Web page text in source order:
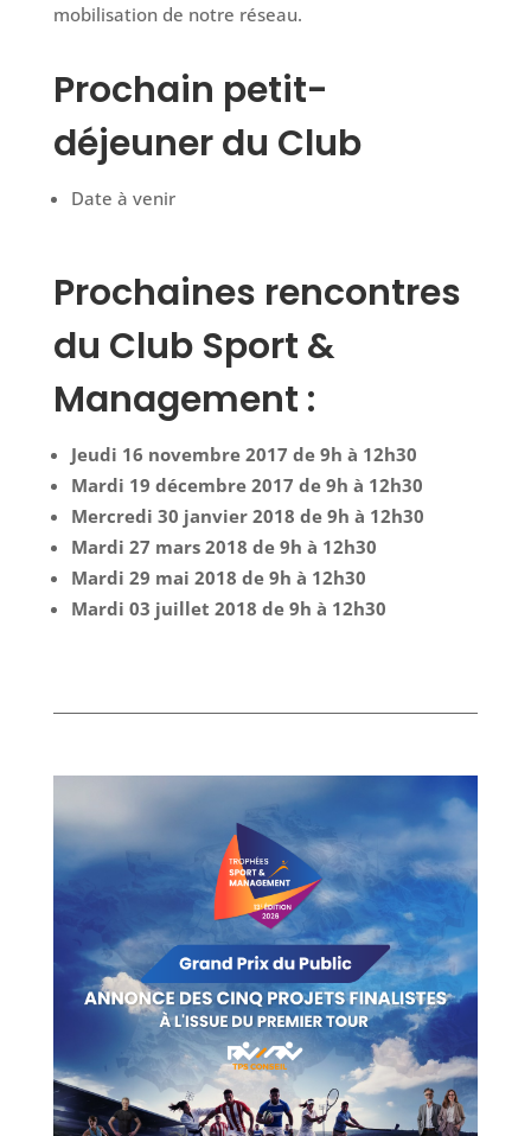
mobilisation de notre réseau.
Prochain petit-
déjeuner du Club
Date à venir
Prochaines rencontres
du Club Sport &
Management :
Jeudi 16 novembre 2017 de 9h à 12h30
Mardi 19 décembre 2017 de 9h à 12h30
Mercredi 30 janvier 2018 de 9h à 12h30
Mardi 27 mars 2018 de 9h à 12h30
Mardi 29 mai 2018 de 9h à 12h30
Mardi 03 juillet 2018 de 9h à 12h30